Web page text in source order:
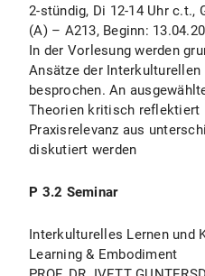
2-stündig, Di 12-14 Uhr c.t.,
(A) – A213, Beginn:
In der Vorlesung werden
Ansätze der
besprochen. An
Theorien kritisch reflektiert
Praxisrelevanz aus
diskutiert werden
P 3.2 Seminar
Interkulturelles Lernen und
Learning & Embodiment